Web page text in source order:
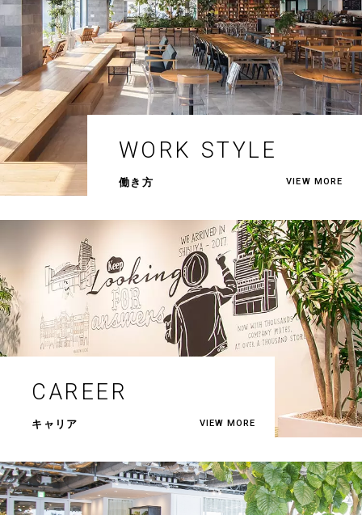
WORK STYLE
働き方 VIEW MORE
CAREER
キャリア VIEW MORE